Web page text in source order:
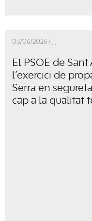
03/06/2026 /
El PSOE de
l’exercici de
Serra en
cap a la qualitat